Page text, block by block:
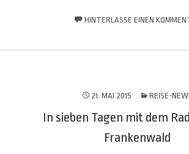
HINTERLASSE EINEN
21. MAI 2015 REISE-
In sieben Tagen mit dem
Frankenwald